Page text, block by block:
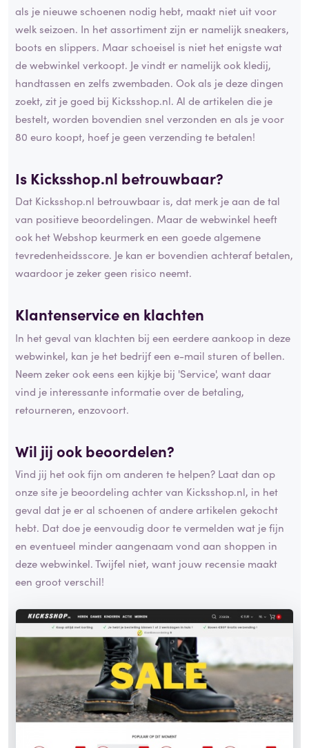
als je nieuwe schoenen nodig hebt, maakt niet uit voor
welk seizoen. In het assortiment zijn er namelijk sneakers,
boots en slippers. Maar schoeisel is niet het enigste wat
de webwinkel verkoopt. Je vindt er namelijk ook kledij,
handtassen en zelfs zwembaden. Ook als je deze dingen
zoekt, zit je goed bij Kicksshop.nl. Al de artikelen die je
bestelt, worden bovendien snel verzonden en als je voor
80 euro koopt, hoef je geen verzending te betalen!
Is Kicksshop.nl betrouwbaar?
Dat Kicksshop.nl betrouwbaar is, dat merk je aan de tal
van positieve beoordelingen. Maar de webwinkel heeft
ook het Webshop keurmerk en een goede algemene
tevredenheidsscore. Je kan er bovendien achteraf betalen,
waardoor je zeker geen risico neemt.
Klantenservice en klachten
In het geval van klachten bij een eerdere aankoop in deze
webwinkel, kan je het bedrijf een e-mail sturen of bellen.
Neem zeker ook eens een kijkje bij 'Service', want daar
vind je interessante informatie over de betaling,
retourneren, enzovoort.
Wil jij ook beoordelen?
Vind jij het ook fijn om anderen te helpen? Laat dan op
onze site je beoordeling achter van Kicksshop.nl, in het
geval dat je er al schoenen of andere artikelen gekocht
hebt. Dat doe je eenvoudig door te vermelden wat je fijn
en eventueel minder aangenaam vond aan shoppen in
deze webwinkel. Twijfel niet, want jouw recensie maakt
een groot verschil!